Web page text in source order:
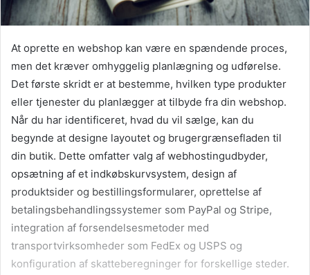
At oprette en webshop kan være en spændende proces,
men det kræver omhyggelig planlægning og udførelse.
Det første skridt er at bestemme, hvilken type produkter
eller tjenester du planlægger at tilbyde fra din webshop.
Når du har identificeret, hvad du vil sælge, kan du
begynde at designe layoutet og brugergrænsefladen til
din butik. Dette omfatter valg af webhostingudbyder,
opsætning af et indkøbskurvsystem, design af
produktsider og bestillingsformularer, oprettelse af
betalingsbehandlingssystemer som PayPal og Stripe,
integration af forsendelsesmetoder med
transportvirksomheder som FedEx og USPS og
konfiguration af skatteberegninger for forskellige steder.